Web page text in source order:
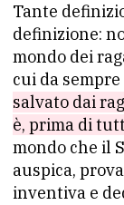
Tante
definizione:
mondo dei
cui da
salvato dai
è, prima di
mondo che il
auspica,
inventiva e